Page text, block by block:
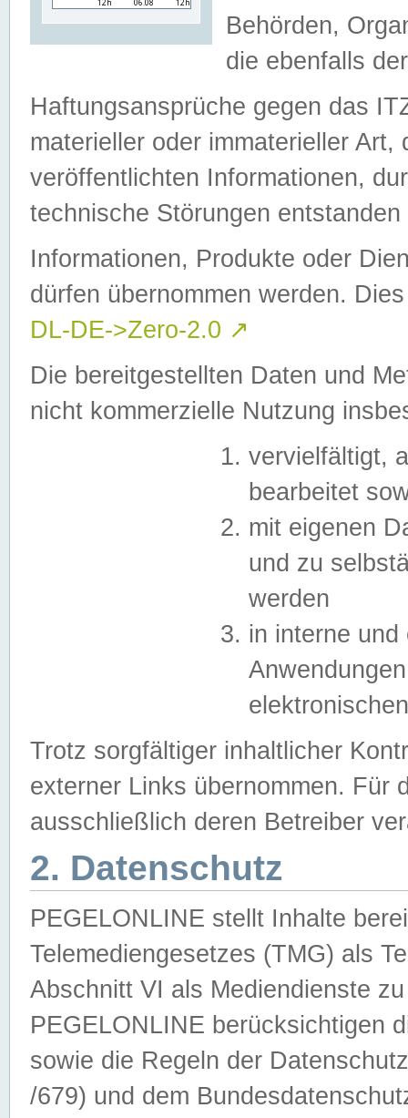
Behörden,
die ebenfalls
Haftungsansprüche gegen das
materieller oder immaterieller
veröffentlichten Informationen,
technische Störungen
Informationen, Produkte oder
dürfen übernommen werden.
DL-DE->Zero-2.0 ↗
Die bereitgestellten Daten und
nicht kommerzielle Nutzung
vervielfältigt,
bearbeitet
mit eigenen
und zu
werden
in interne
Trotz sorgfältiger inhaltlicher
externer Links übernommen. Für
ausschließlich deren Betreiber
2. Datenschutz
PEGELONLINE stellt Inhalte
Telemediengesetzes (TMG) als
Abschnitt VI als Mediendienste
PEGELONLINE berücksichtigen
sowie die Regeln der
/679) und dem